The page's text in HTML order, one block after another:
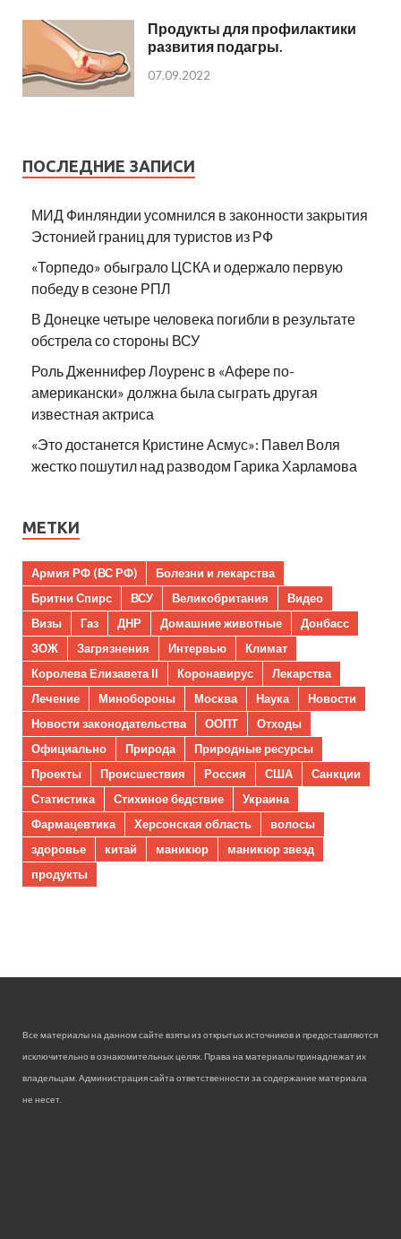
Продукты для профилактики
развития подагры.
07.09.2022
ПОСЛЕДНИЕ ЗАПИСИ
МИД Финляндии усомнился в законности закрытия
Эстонией границ для туристов из РФ
«Торпедо» обыграло ЦСКА и одержало первую
победу в сезоне РПЛ
В Донецке четыре человека погибли в результате
обстрела со стороны ВСУ
Роль Дженнифер Лоуренс в «Афере по-
американски» должна была сыграть другая
известная актриса
«Это достанется Кристине Асмус»: Павел Воля
жестко пошутил над разводом Гарика Харламова
МЕТКИ
Армия РФ (ВС РФ)
Болезни и лекарства
Бритни Спирс
ВСУ Великобритания
Видео
Визы
Газ ДНР Домашние животные
Донбасс
ЗОЖ
Загрязнения Интервью
Климат
Королева Елизавета II
Коронавирус
Лекарства
Лечение
Минобороны Москва Наука
Новости
Новости законодательства
ООПТ
Отходы
Официально
Природа
Природные ресурсы
Проекты
Происшествия Россия США
Санкции
Статистика
Стихиное бедствие
Украина
Фармацевтика
Херсонская область
волосы
здоровье
китай маникюр
маникюр звезд
продукты
Все материалы на данном сайте взяты из открытых источников и предоставляются
исключительно в ознакомительных целях. Права на материалы принадлежат их
владельцам. Администрация сайта ответственности за содержание материала
не несет.